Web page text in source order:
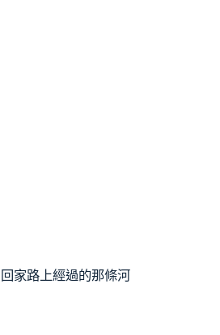
回家路上經過的那條河